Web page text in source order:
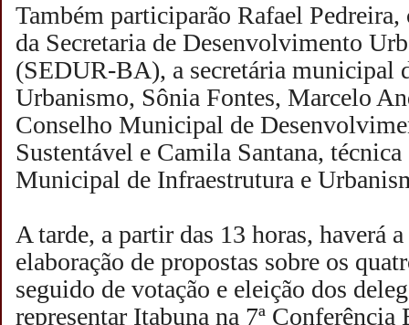
Também participarão Rafael
da Secretaria de Desenvolvimento
(SEDUR-BA), a secretária municipal
Urbanismo, Sônia Fontes, Marcelo
Conselho Municipal de
Sustentável e Camila Santana, técnica
Municipal de Infraestrutura e
A tarde, a partir das 13 horas, haverá
elaboração de propostas sobre os
seguido de votação e eleição dos
representar Itabuna na 7ª Conferência